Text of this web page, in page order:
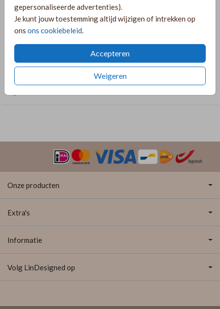
gepersonaliseerde advertenties).
Je kunt jouw toestemming altijd wijzigen of intrekken op
ons ons cookiebeleid.
Accepteren
Weigeren
OMSCHRIJVING
Lichtblauw ovaal geboortekaartje met goudfolie naam Siem
Onze producten
Extra's
Informatie
Volg LinDesigned op